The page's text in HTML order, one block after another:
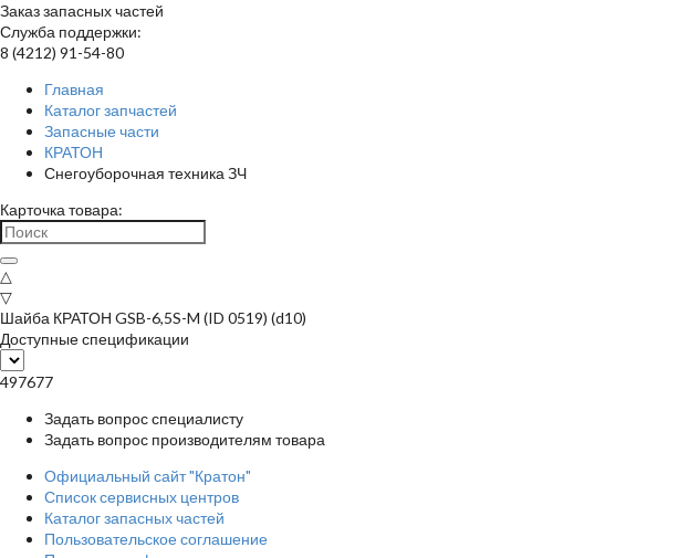
Заказ запасных частей
Служба поддержки:
8 (4212) 91-54-80
Главная
Каталог запчастей
Запасные части
КРАТОН
Снегоуборочная техника ЗЧ
Карточка товара:
△
▽
Шайба КРАТОН GSB-6,5S-M (ID 0519) (d10)
Доступные спецификации
497677
Задать вопрос специалисту
Задать вопрос производителям товара
Официальный сайт "Кратон"
Список сервисных центров
Каталог запасных частей
Пользовательское соглашение